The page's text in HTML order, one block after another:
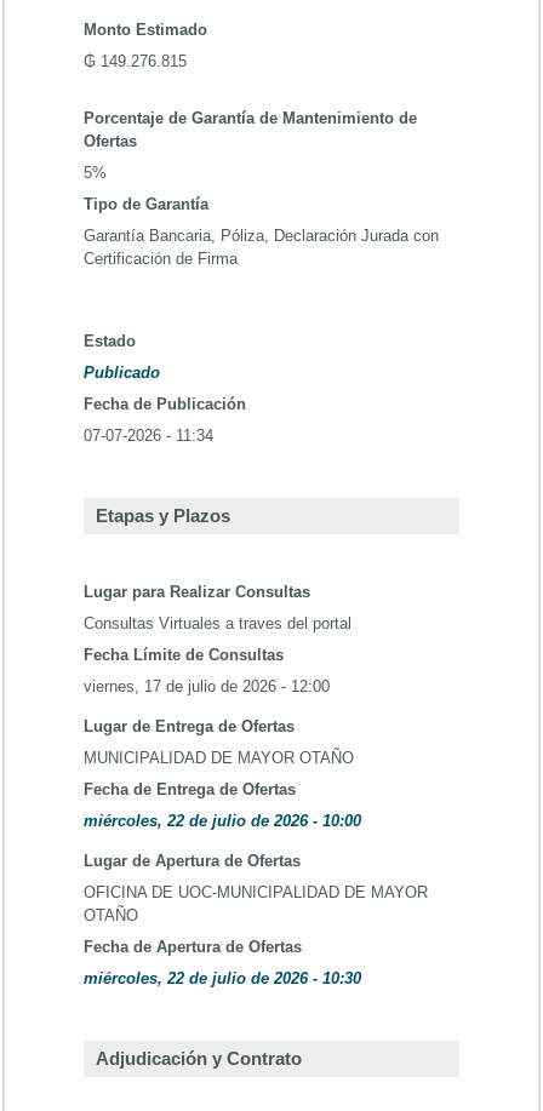
Monto Estimado
₲ 149.276.815
Porcentaje de Garantía de Mantenimiento de
Ofertas
5%
Tipo de Garantía
Garantía Bancaria, Póliza, Declaración Jurada con
Certificación de Firma
Estado
Publicado
Fecha de Publicación
07-07-2026 - 11:34
Etapas y Plazos
Lugar para Realizar Consultas
Consultas Virtuales a traves del portal
Fecha Límite de Consultas
viernes, 17 de julio de 2026 - 12:00
Lugar de Entrega de Ofertas
MUNICIPALIDAD DE MAYOR OTAÑO
Fecha de Entrega de Ofertas
miércoles, 22 de julio de 2026 - 10:00
Lugar de Apertura de Ofertas
OFICINA DE UOC-MUNICIPALIDAD DE MAYOR
OTAÑO
Fecha de Apertura de Ofertas
miércoles, 22 de julio de 2026 - 10:30
Adjudicación y Contrato